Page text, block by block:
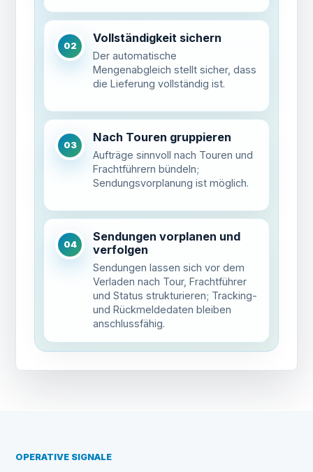
02
Vollständigkeit sichern
Der automatische
Mengenabgleich stellt sicher, dass
die Lieferung vollständig ist.
03
Nach Touren gruppieren
Aufträge sinnvoll nach Touren und
Frachtführern bündeln;
Sendungsvorplanung ist möglich.
04
Sendungen vorplanen und
verfolgen
Sendungen lassen sich vor dem
Verladen nach Tour, Frachtführer
und Status strukturieren; Tracking-
und Rückmeldedaten bleiben
anschlussfähig.
OPERATIVE SIGNALE